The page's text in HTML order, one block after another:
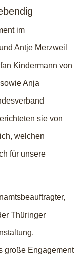
im
Antje Merzweil
Kindermann von
Anja
sie von
welchen
für unsere
Thüringer
große Engagement